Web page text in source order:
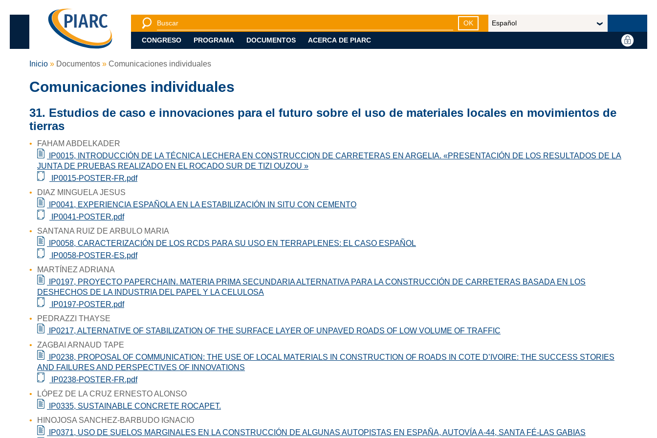
Buscar
Busqueda OK
CONGRESO PROGRAMA DOCUMENTOS ACERCA DE PIARC
Inicio Documentos Comunicaciones individuales
Comunicaciones individuales
31. Estudios de caso e innovaciones para el futuro sobre el uso de materiales locales en movimientos de
tierras
FAHAM ABDELKADER
IP0015, INTRODUCCIÓN DE LA TÉCNICA LECHERA EN CONSTRUCCION DE CARRETERAS EN ARGELIA. «PRESENTACIÓN DE LOS RESULTADOS DE LA
JUNTA DE PRUEBAS REALIZADO EN EL ROCADO SUR DE TIZI OUZOU »
IP0015-POSTER-FR.pdf
DIAZ MINGUELA JESUS
IP0041, EXPERIENCIA ESPAÑOLA EN LA ESTABILIZACIÓN IN SITU CON CEMENTO
IP0041-POSTER.pdf
SANTANA RUIZ DE ARBULO MARIA
IP0058, CARACTERIZACIÓN DE LOS RCDS PARA SU USO EN TERRAPLENES: EL CASO ESPAÑOL
IP0058-POSTER-ES.pdf
MARTÍNEZ ADRIANA
IP0197, PROYECTO PAPERCHAIN. MATERIA PRIMA SECUNDARIA ALTERNATIVA PARA LA CONSTRUCCIÓN DE CARRETERAS BASADA EN LOS
DESHECHOS DE LA INDUSTRIA DEL PAPEL Y LA CELULOSA
IP0197-POSTER.pdf
PEDRAZZI THAYSE
IP0217, ALTERNATIVE OF STABILIZATION OF THE SURFACE LAYER OF UNPAVED ROADS OF LOW VOLUME OF TRAFFIC
ZAGBAI ARNAUD TAPE
IP0238, PROPOSAL OF COMMUNICATION: THE USE OF LOCAL MATERIALS IN CONSTRUCTION OF ROADS IN COTE D’IVOIRE: THE SUCCESS STORIES
AND FAILURES AND PERSPECTIVES OF INNOVATIONS
IP0238-POSTER-FR.pdf
LÓPEZ DE LA CRUZ ERNESTO ALONSO
IP0335, SUSTAINABLE CONCRETE ROCAPET.
HINOJOSA SANCHEZ-BARBUDO IGNACIO
IP0371, USO DE SUELOS MARGINALES EN LA CONSTRUCCIÓN DE ALGUNAS AUTOPISTAS EN ESPAÑA, AUTOVÍA A-44, SANTA FÉ-LAS GABIAS